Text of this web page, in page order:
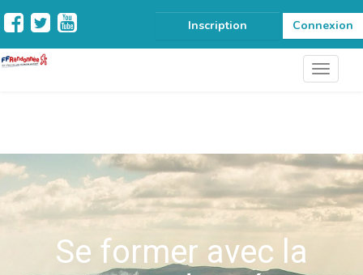
Inscription Connexion
Se former avec la